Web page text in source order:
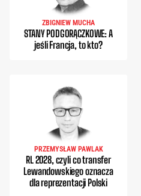
ZBIGNIEW MUCHA
STANY PODGORĄCZKOWE: A
jeśli Francja, to kto?
PRZEMYSŁAW PAWLAK
RL 2028, czyli co transfer
Lewandowskiego oznacza
dla reprezentacji Polski